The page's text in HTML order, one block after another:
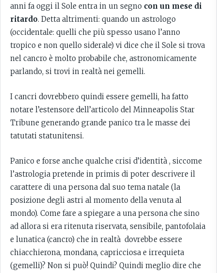
anni fa oggi il Sole entra in un segno con un mese di
ritardo. Detta altrimenti: quando un astrologo
(occidentale: quelli che più spesso usano l’anno
tropico e non quello siderale) vi dice che il Sole si trova
nel cancro è molto probabile che, astronomicamente
parlando, si trovi in realtà nei gemelli.
I cancri dovrebbero quindi essere gemelli, ha fatto
notare l’estensore dell’articolo del Minneapolis Star
Tribune generando grande panico tra le masse dei
tatutati statunitensi.
Panico e forse anche qualche crisi d’identità , siccome
l’astrologia pretende in primis di poter descrivere il
carattere di una persona dal suo tema natale (la
posizione degli astri al momento della venuta al
mondo). Come fare a spiegare a una persona che sino
ad allora si era ritenuta riservata, sensibile, pantofolaia
e lunatica (cancro) che in realtà dovrebbe essere
chiacchierona, mondana, capricciosa e irrequieta
(gemelli)? Non si può! Quindi? Quindi meglio dire che